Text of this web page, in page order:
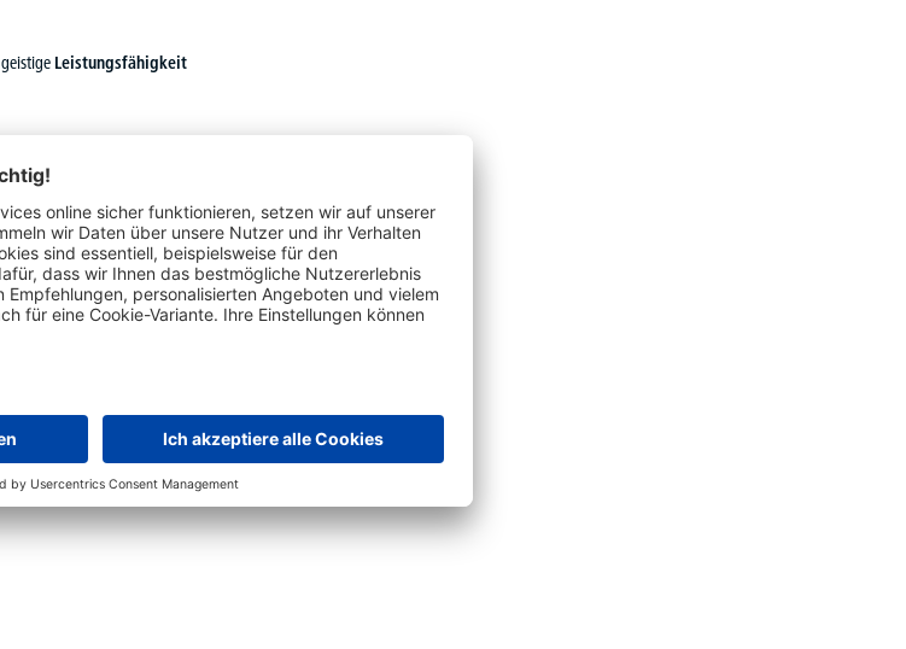
Leistungsfähigkeit
9006, Weiß RAL 9016 oder